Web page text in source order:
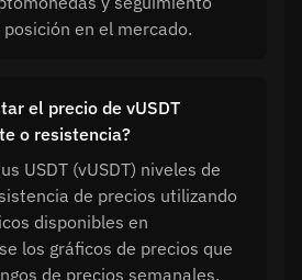
posición en el mercado.
el precio de vUSDT
o resistencia?
USDT (vUSDT) niveles de
de precios utilizando
disponibles en
los gráficos de precios que
de precios semanales,